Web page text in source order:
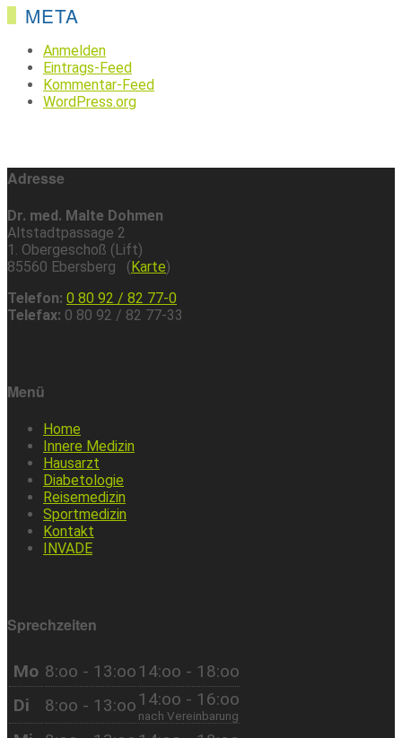
META
Anmelden
Eintrags-Feed
Kommentar-Feed
WordPress.org
Adresse
Dr. med. Malte Dohmen
Altstadtpassage 2
1. Obergeschoß (Lift)
85560 Ebersberg (Karte)
Telefon: 0 80 92 / 82 77-0
Telefax: 0 80 92 / 82 77-33
Menü
Home
Innere Medizin
Hausarzt
Diabetologie
Reisemedizin
Sportmedizin
Kontakt
INVADE
Sprechzeiten
Mo 8:oo - 13:oo14:oo - 18:oo
Di
8:oo - 13:oo14:oo - 16:oo
nach Vereinbarung